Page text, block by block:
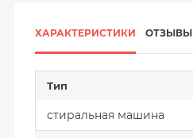
ХАРАКТЕРИСТИКИ ОТЗЫВЫ
Тип
стиральная машина